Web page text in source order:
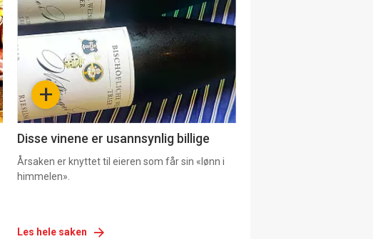
akkurat
nå
3 +
Disse vinene er usannsynlig billige
Årsaken er knyttet til eieren som får sin «lønn i
himmelen».
Les hele saken